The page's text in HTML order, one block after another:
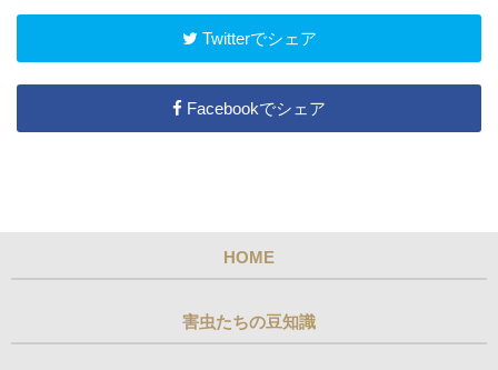
Twitterでシェア
Facebookでシェア
HOME
害虫たちの豆知識